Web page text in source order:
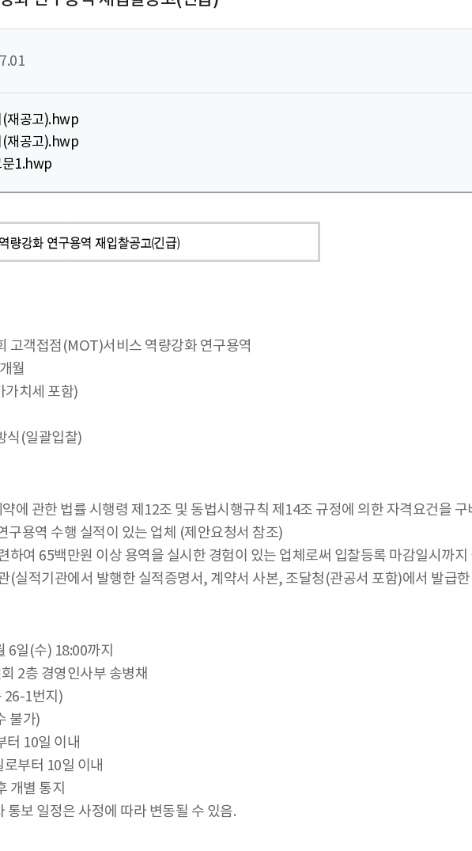
(재공고).hwp
(재공고).hwp
문1.hwp
고객접점(MOT)서비스 역량강화 연구용역
월
가치세 포함)
식(일괄입찰)
에 관한 법률 시행령 제12조 및 동법시행규칙 제14조 규정에 의한 자격요건을 구
용역 수행 실적이 있는 업체 (제안요청서 참조)
하여 65백만원 이상 용역을 실시한 경험이 있는 업체로써 입찰등록 마감일시까지
적기관에서 발행한 실적증명서, 계약서 사본, 조달청(관공서 포함)에서 발급한
6일(수) 18:00까지
2층 경영인사부 송병채
1번지)
불가)
터 10일 이내
부터 10일 이내
개별 통지
보 일정은 사정에 따라 변동될 수 있음.